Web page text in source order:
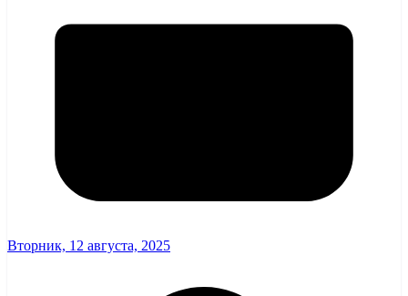
Вторник, 12 августа, 2025